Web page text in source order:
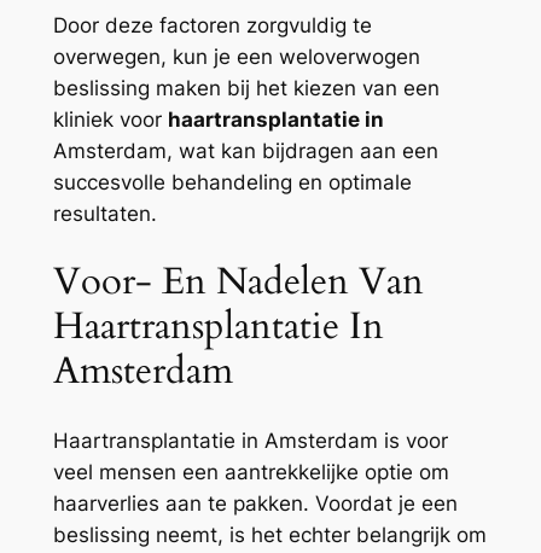
Door deze factoren zorgvuldig te
overwegen, kun je een weloverwogen
beslissing maken bij het kiezen van een
kliniek voor haartransplantatie in
Amsterdam, wat kan bijdragen aan een
succesvolle behandeling en optimale
resultaten.
Voor- En Nadelen Van
Haartransplantatie In
Amsterdam
Haartransplantatie in Amsterdam is voor
veel mensen een aantrekkelijke optie om
haarverlies aan te pakken. Voordat je een
beslissing neemt, is het echter belangrijk om